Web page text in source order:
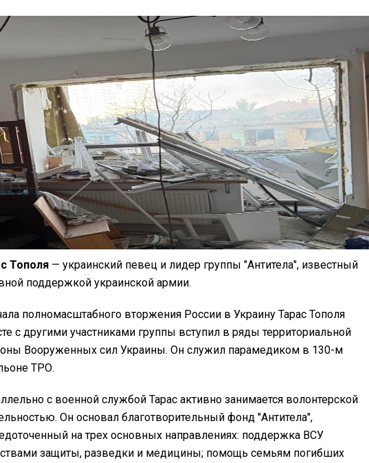
Тополя — украинский певец и лидер группы "Антитела", известный
поддержкой украинской армии.
полномасштабного вторжения России в Украину Тарас Тополя
с другими участниками группы вступил в ряды территориальной
Вооруженных сил Украины. Он служил парамедиком в 130-м
ТРО.
с военной службой Тарас активно занимается волонтерской
Он основал благотворительный фонд "Антитела",
на трех основных направлениях: поддержка ВСУ
защиты, разведки и медицины; помощь семьям погибших